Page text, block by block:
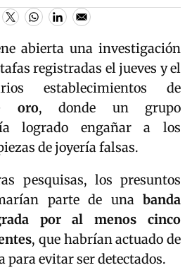
abierta una investigación
registradas el jueves y el
establecimientos de
oro, donde un grupo
logrado engañar a los
de joyería falsas.
pesquisas, los presuntos
parte de una banda
por al menos cinco
, que habrían actuado de
para evitar ser detectados.